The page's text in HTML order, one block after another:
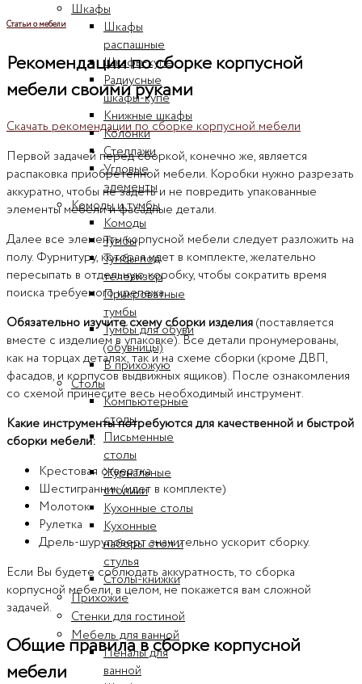
Шкафы
Шкафы
распашные
Шкафы-купе
Радиусные
шкафы-купе
Книжные шкафы
Колонки
Стеллажи
Угловые
элементы
Комоды и тумбы
Комоды
Тумбы
Тумбы под
телевизор
Прикроватные
тумбы
Тумбы для обуви
(обувницы)
В прихожую
Столы
Компьютерные
столы
Письменные
столы
Журнальные
столики
Кухонные столы
Кухонные
наборы стол и
стулья
Столы-книжки
Прихожие
Стенки для гостиной
Мебель для ванной
Пеналы для
ванной
Статьи о мебели
Рекомендации по сборке корпусной
мебели своими руками
Скачать рекомендации по сборке корпусной мебели
Первой задачей перед сборкой, конечно же, является
распаковка приобретенной мебели. Коробки нужно разрезать
аккуратно, чтобы не задеть и не повредить упакованные
элементы мебели и фасадные детали.
Далее все элементы корпусной мебели следует разложить на
полу. Фурнитуру, которая идет в комплекте, желательно
пересыпать в отдельную коробку, чтобы сократить время
поиска требуемого крепежа.
Обязательно изучите схему сборки изделия(поставляется
вместе с изделием в упаковке). Все детали пронумерованы,
как на торцах деталях, так и на схеме сборки (кроме ДВП,
фасадов, и корпусов выдвижных ящиков). После ознакомления
со схемой принесите весь необходимый инструмент.
Какие инструменты потребуются для качественной и быстрой
сборки мебели:
Крестовая отвертка
Шестигранник (идет в комплекте)
Молоток
Рулетка
Дрель-шуруповерт значительно ускорит сборку.
Если Вы будете соблюдать аккуратность, то сборка
корпусной мебели, в целом, не покажется вам сложной
задачей.
Общие правила в сборке корпусной
мебели